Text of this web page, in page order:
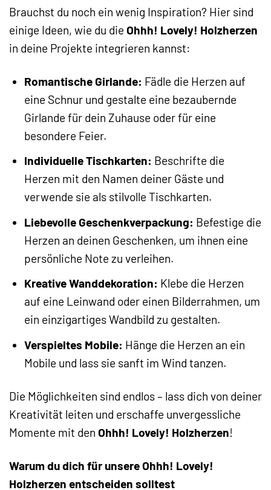
Brauchst du noch ein wenig Inspiration? Hier sind
einige Ideen, wie du die Ohhh! Lovely! Holzherzen
in deine Projekte integrieren kannst:
Romantische Girlande: Fädle die Herzen auf
eine Schnur und gestalte eine bezaubernde
Girlande für dein Zuhause oder für eine
besondere Feier.
Individuelle Tischkarten: Beschrifte die
Herzen mit den Namen deiner Gäste und
verwende sie als stilvolle Tischkarten.
Liebevolle Geschenkverpackung: Befestige die
Herzen an deinen Geschenken, um ihnen eine
persönliche Note zu verleihen.
Kreative Wanddekoration: Klebe die Herzen
auf eine Leinwand oder einen Bilderrahmen, um
ein einzigartiges Wandbild zu gestalten.
Verspieltes Mobile: Hänge die Herzen an ein
Mobile und lass sie sanft im Wind tanzen.
Die Möglichkeiten sind endlos – lass dich von deiner
Kreativität leiten und erschaffe unvergessliche
Momente mit den Ohhh! Lovely! Holzherzen!
Warum du dich für unsere Ohhh! Lovely!
Holzherzen entscheiden solltest